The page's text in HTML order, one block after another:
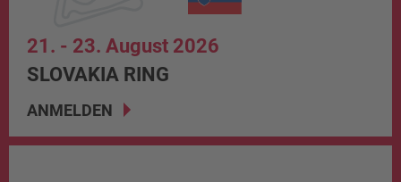
21. - 23. August 2026
SLOVAKIA RING
ANMELDEN